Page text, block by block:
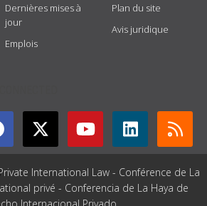
Dernières mises à
jour
Emplois
Plan du site
Avis juridique
International Law - Conférence de La
privé - Conferencia de La Haya de